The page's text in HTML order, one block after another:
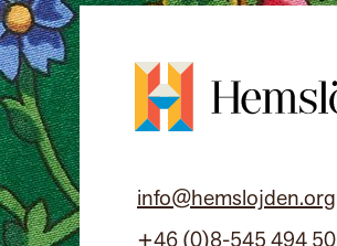
info@hemslojden.org